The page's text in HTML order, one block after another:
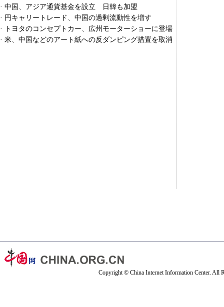
· 中国、アジア通貨基金を設立 日韓も加盟
· 円キャリートレード、中国の過剰流動性を増す
·
トヨタのコンセプトカー、広州モーターショーに登場
· 米、中国などのアート紙への反ダンピング措置を取消